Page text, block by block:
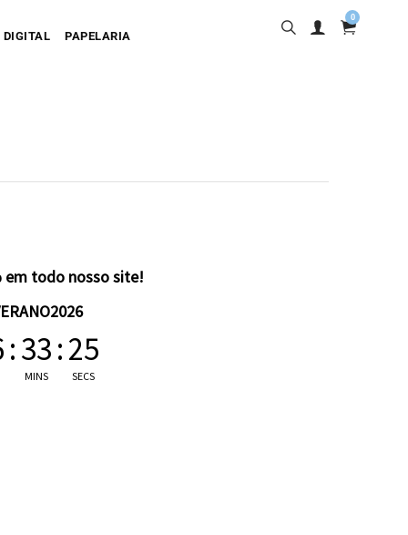
0
DIGITAL PAPELARIA
em todo nosso site!
:33
MINS
:24
SECS